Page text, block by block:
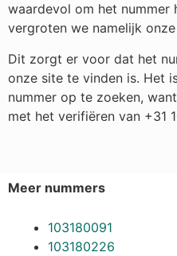
waardevol om het nummer
vergroten we namelijk
Dit zorgt er voor dat het
onze site te vinden is. Het
nummer op te zoeken,
met het verifiëren van +31
Meer nummers
103180091
103180226